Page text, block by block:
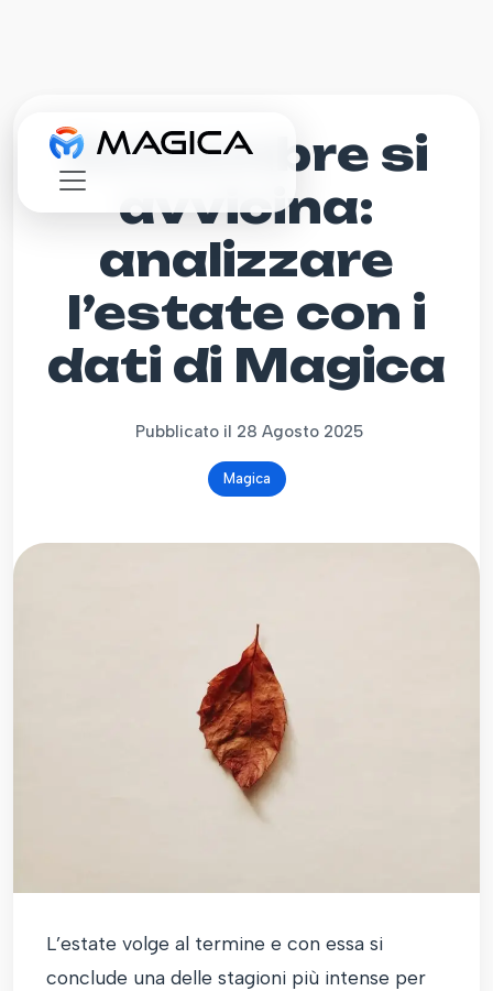
Settembre si
avvicina:
analizzare
l’estate con i
dati di Magica
Pubblicato il 28 Agosto 2025
Magica
L’estate volge al termine e con essa si
conclude una delle stagioni più intense per